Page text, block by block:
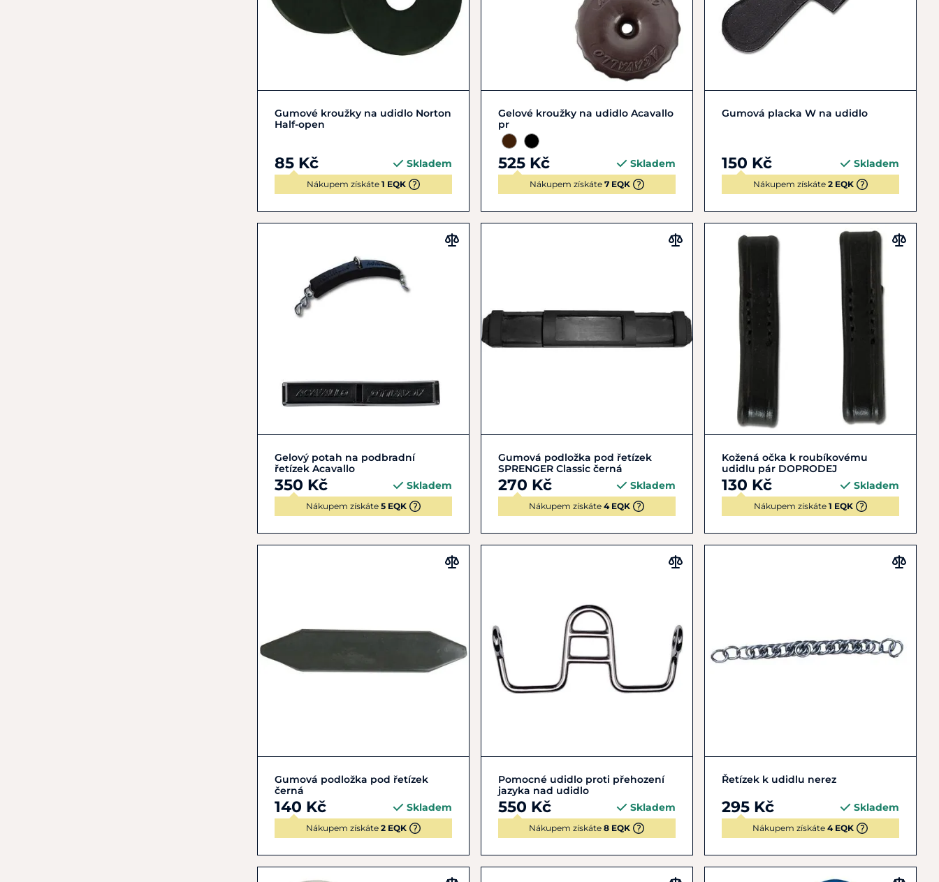
Zobrazit detail
Gumové kroužky na udidlo Norton
Half-open
85 Kč Skladem
Nákupem získáte 1 EQK
Zobrazit detail
Gelové kroužky na udidlo Acavallo
pr
525 Kč Skladem
Nákupem získáte 7 EQK
Do košíku
Gumová placka W na udidlo
150 Kč Skladem
Nákupem získáte 2 EQK
Do košíku
Gelový potah na podbradní
řetízek Acavallo
350 Kč Skladem
Nákupem získáte 5 EQK
Do košíku
Gumová podložka pod řetízek
SPRENGER Classic černá
270 Kč Skladem
Nákupem získáte4 EQK
Do košíku
Kožená očka k roubíkovému
udidlu pár DOPRODEJ
130 Kč Skladem
Nákupem získáte 1 EQK
Do košíku
Gumová podložka pod řetízek
černá
140 Kč Skladem
Nákupem získáte 2 EQK
Do košíku
Pomocné udidlo proti přehození
jazyka nad udidlo
550 Kč Skladem
Nákupem získáte8 EQK
Do košíku
Řetízek k udidlu nerez
295 Kč Skladem
Nákupem získáte4 EQK